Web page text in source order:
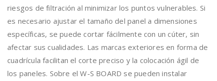
riesgos de filtración al minimizar los puntos vulnerables. Si
es necesario ajustar el tamaño del panel a dimensiones
específicas, se puede cortar fácilmente con un cúter, sin
afectar sus cualidades. Las marcas exteriores en forma de
cuadrícula facilitan el corte preciso y la colocación ágil de
los paneles. Sobre el W-S BOARD se pueden instalar